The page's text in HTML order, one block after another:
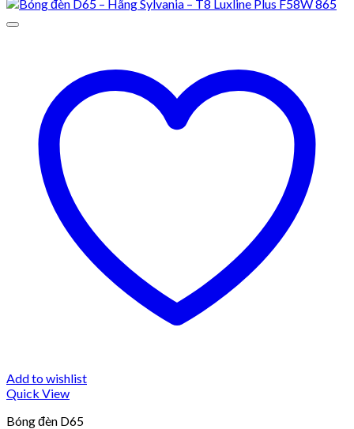
Add to wishlist
Quick View
Bóng đèn D65